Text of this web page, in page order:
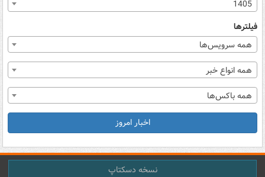
1405
فیلترها
همه سرویس‌ها
همه انواع خبر
همه باکس‌ها
اخبار امروز
نسخه دسکتاپ